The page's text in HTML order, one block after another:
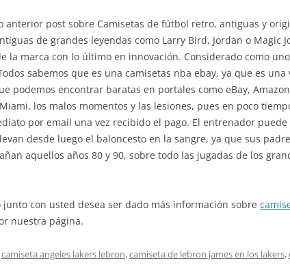
post sobre Camisetas de fútbol retro, antiguas y
de grandes leyendas como Larry Bird, Jordan o Magic
la marca con lo último en innovación. Considerado como
sabemos que es una camisetas nba ebay, ya que es
podemos encontrar baratas en portales como eBay,
los malos momentos y las lesiones, pues en poco
por email una vez recibido el pago. El entrenador
desde luego el baloncesto en la sangre, ya que sus
aquellos años 80 y 90, sobre todo las jugadas de los
con usted desea ser dado más información sobre
nuestra página.
camiseta angeles lakers lebron,camiseta de lebron james en los lakers,